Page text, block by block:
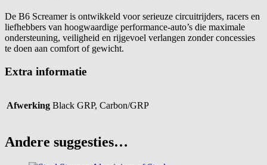
De B6 Screamer is ontwikkeld voor serieuze circuitrijders, racers en
liefhebbers van hoogwaardige performance-auto’s die maximale
ondersteuning, veiligheid en rijgevoel verlangen zonder concessies
te doen aan comfort of gewicht.
Extra informatie
Afwerking Black GRP, Carbon/GRP
Andere suggesties…